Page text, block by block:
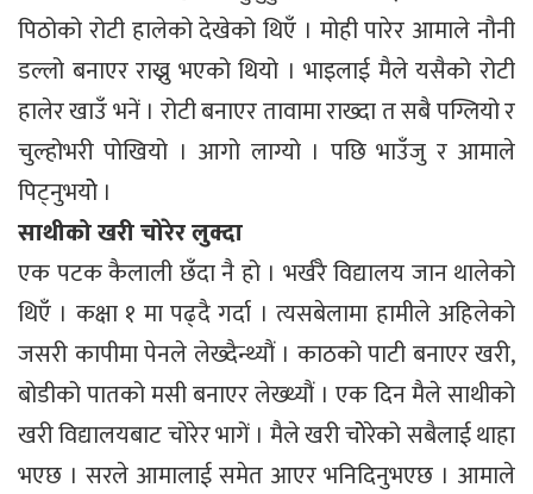
पिठोको रोटी हालेको देखेको थिएँ । मोही पारेर आमाले नौनी
डल्लो बनाएर राख्नु भएको थियो । भाइलाई मैले यसैको रोटी
हालेर खाउँ भनें । रोटी बनाएर तावामा राख्दा त सबै पग्लियो र
चुल्होभरी पोखियो । आगो लाग्यो । पछि भाउँजु र आमाले
पिट्नुभयोे ।
साथीको खरी चोरेर लुक्दा
एक पटक कैलाली छँदा नै हो । भर्खरै विद्यालय जान थालेको
थिएँ । कक्षा १ मा पढ्दै गर्दा । त्यसबेलामा हामीले अहिलेको
जसरी कापीमा पेनले लेख्दैन्थ्यौं । काठको पाटी बनाएर खरी,
बोडीको पातको मसी बनाएर लेख्थ्यौं । एक दिन मैले साथीको
खरी विद्यालयबाट चोरेर भागें । मैले खरी चोेरेको सबैलाई थाहा
भएछ । सरले आमालाई समेत आएर भनिदिनुभएछ । आमाले